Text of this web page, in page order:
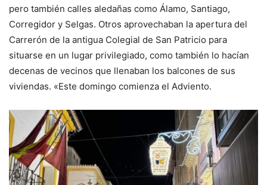
pero también calles aledañas como Álamo, Santiago,
Corregidor y Selgas. Otros aprovechaban la apertura del
Carrerón de la antigua Colegial de San Patricio para
situarse en un lugar privilegiado, como también lo hacían
decenas de vecinos que llenaban los balcones de sus
viviendas. «Este domingo comienza el Adviento.